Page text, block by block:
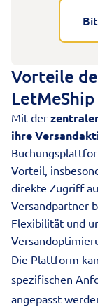
Vorteile
LetMeShip
Mit der
ihre
Vorteil,
direkte Zugriff
Versandpartner
Flexibilität und
Die Plattform
spezifischen
angepasst